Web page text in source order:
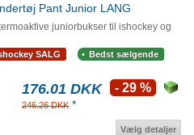
Pant Junior LANG
juniorbukser til ishockey og
SALG Bedst sælgende
176.01 DKK
246.26 DKK *
- 29 %
Vælg detaljer